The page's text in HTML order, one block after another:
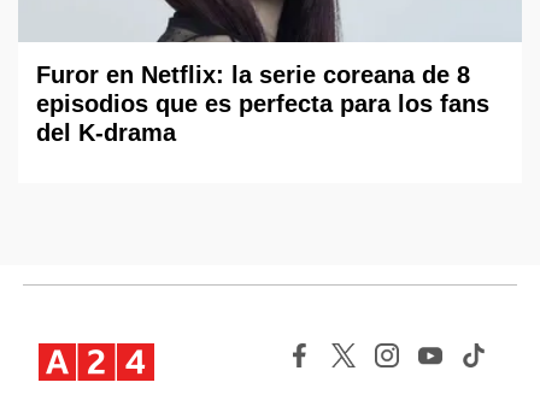
Furor en Netflix: la serie coreana de 8
episodios que es perfecta para los fans
del K-drama